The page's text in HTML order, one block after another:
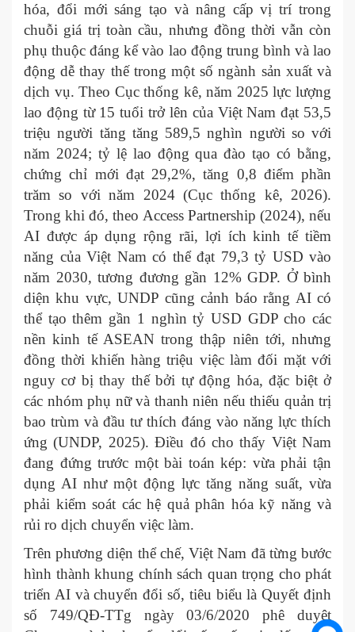
hóa, đổi mới sáng tạo và nâng cấp vị trí trong
chuỗi giá trị toàn cầu, nhưng đồng thời vẫn còn
phụ thuộc đáng kể vào lao động trung bình và lao
động dễ thay thế trong một số ngành sản xuất và
dịch vụ. Theo Cục thống kê, năm 2025 lực lượng
lao động từ 15 tuổi trở lên của Việt Nam đạt 53,5
triệu người tăng tăng 589,5 nghìn người so với
năm 2024; tỷ lệ lao động qua đào tạo có bằng,
chứng chỉ mới đạt 29,2%, tăng 0,8 điểm phần
trăm so với năm 2024 (Cục thống kê, 2026).
Trong khi đó, theo Access Partnership (2024), nếu
AI được áp dụng rộng rãi, lợi ích kinh tế tiềm
năng của Việt Nam có thể đạt 79,3 tỷ USD vào
năm 2030, tương đương gần 12% GDP. Ở bình
diện khu vực, UNDP cũng cảnh báo rằng AI có
thể tạo thêm gần 1 nghìn tỷ USD GDP cho các
nền kinh tế ASEAN trong thập niên tới, nhưng
đồng thời khiến hàng triệu việc làm đối mặt với
nguy cơ bị thay thế bởi tự động hóa, đặc biệt ở
các nhóm phụ nữ và thanh niên nếu thiếu quản trị
bao trùm và đầu tư thích đáng vào năng lực thích
ứng (UNDP, 2025). Điều đó cho thấy Việt Nam
đang đứng trước một bài toán kép: vừa phải tận
dụng AI như một động lực tăng năng suất, vừa
phải kiểm soát các hệ quả phân hóa kỹ năng và
rủi ro dịch chuyển việc làm.
Trên phương diện thể chế, Việt Nam đã từng bước
hình thành khung chính sách quan trọng cho phát
triển AI và chuyển đổi số, tiêu biểu là Quyết định
số 749/QĐ-TTg ngày 03/6/2020 phê duyệt